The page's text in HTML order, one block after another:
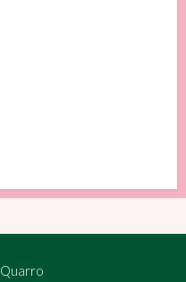
Quarro